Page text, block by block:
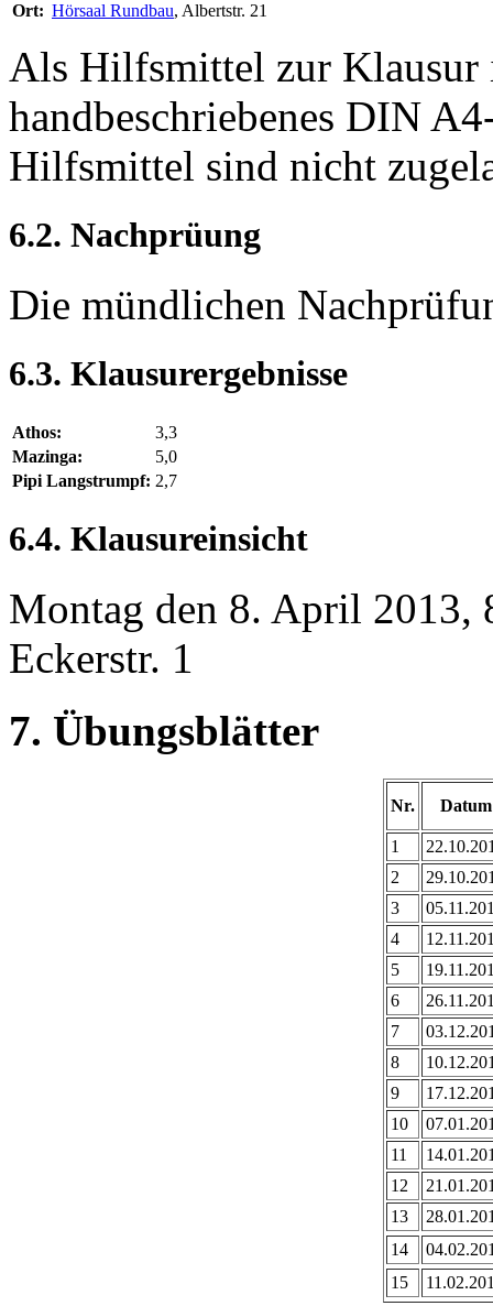
Ort: Hörsaal Rundbau, Albertstr. 21
Als Hilfsmittel zur Klausur
handbeschriebenes DIN
Hilfsmittel sind nicht
6.2. Nachprüung
Die mündlichen
6.3. Klausurergebnisse
Athos:
3,3
Mazinga:
5,0
Pipi Langstrumpf: 2,7
6.4. Klausureinsicht
Montag den 8. April 2013,
Eckerstr. 1
7. Übungsblätter
Nr. Datum
1
2
3
4
5
6
7
8
9
10
11
12
13
14
15